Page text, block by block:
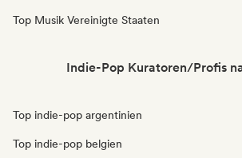
Top Musik Vereinigte Staaten
Indie-Pop Kuratoren/Profis
Top indie-pop argentinien
Top indie-pop belgien